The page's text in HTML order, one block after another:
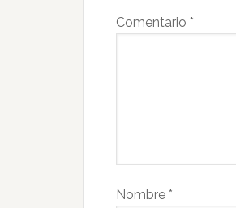
Comentario *
Nombre *